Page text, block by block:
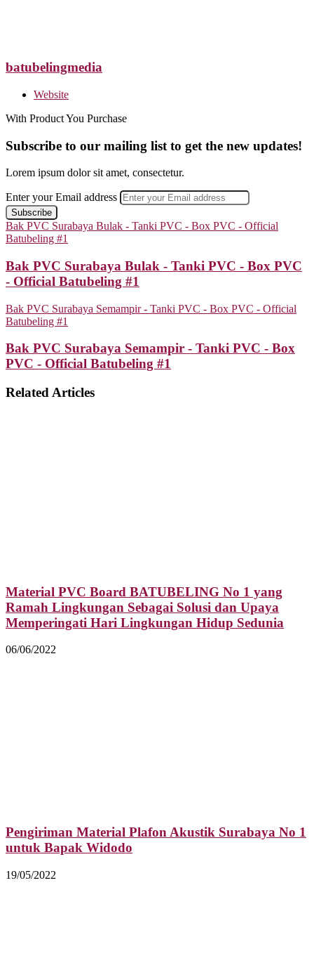
batubelingmedia
Website
With Product You Purchase
Subscribe to our mailing list to get the new updates!
Lorem ipsum dolor sit amet, consectetur.
Enter your Email address
Bak PVC Surabaya Bulak - Tanki PVC - Box PVC - Official
Batubeling #1
Bak PVC Surabaya Bulak - Tanki PVC - Box PVC
- Official Batubeling #1
Bak PVC Surabaya Semampir - Tanki PVC - Box PVC - Official
Batubeling #1
Bak PVC Surabaya Semampir - Tanki PVC - Box
PVC - Official Batubeling #1
Related Articles
Material PVC Board BATUBELING No 1 yang
Ramah Lingkungan Sebagai Solusi dan Upaya
Memperingati Hari Lingkungan Hidup Sedunia
06/06/2022
Pengiriman Material Plafon Akustik Surabaya No 1
untuk Bapak Widodo
19/05/2022